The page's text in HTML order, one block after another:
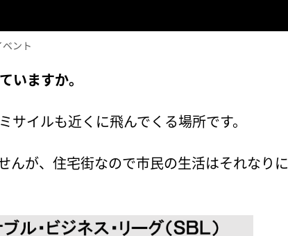
ント
ますか。
イルも近くに飛んでくる場所です。
んが、住宅街なので市民の生活はそれなりに